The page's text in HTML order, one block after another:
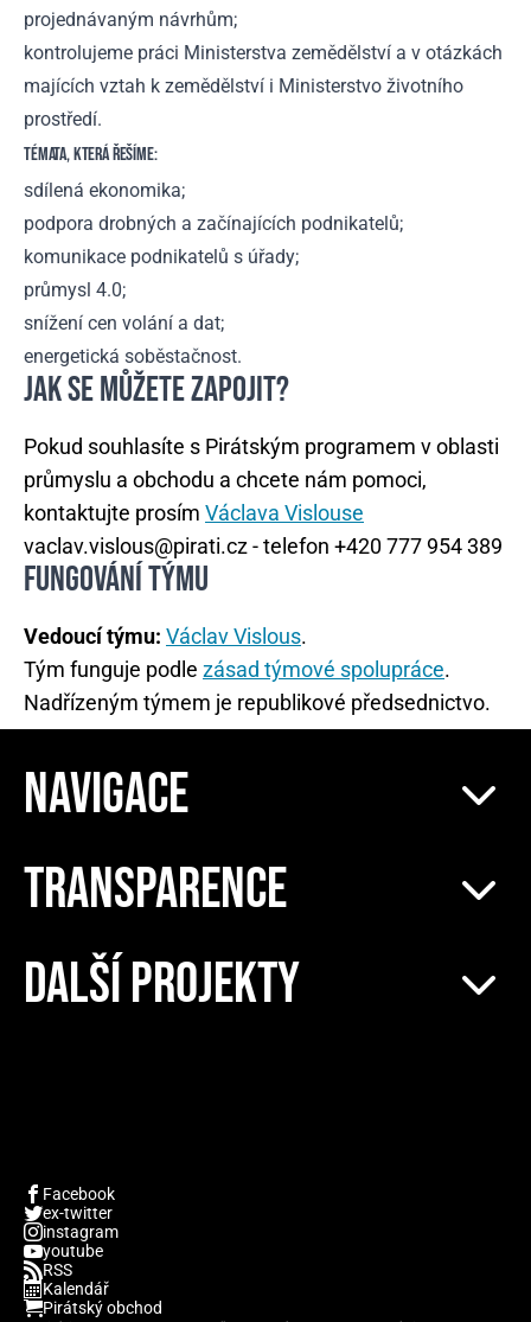
projednávaným návrhům;
kontrolujeme práci Ministerstva zemědělství a v otázkách
majících vztah k zemědělství i Ministerstvo životního
prostředí.
TÉMATA, KTERÁ ŘEŠÍME:
sdílená ekonomika;
podpora drobných a začínajících podnikatelů;
komunikace podnikatelů s úřady;
průmysl 4.0;
snížení cen volání a dat;
energetická soběstačnost.
JAK SE MŮŽETE ZAPOJIT?
Pokud souhlasíte s Pirátským programem v oblasti
průmyslu a obchodu a chcete nám pomoci,
kontaktujte prosím Václava Vislouse
vaclav.vislous@pirati.cz- telefon +420 777 954 389
FUNGOVÁNÍ TÝMU
Vedoucí týmu: Václav Vislous.
Tým funguje podle zásad týmové spolupráce.
Nadřízeným týmem je republikové předsednictvo.
NAVIGACE
TRANSPARENCE
DALŠÍ PROJEKTY
Facebook
ex-twitter
instagram
youtube
RSS
Kalendář
Pirátský obchod